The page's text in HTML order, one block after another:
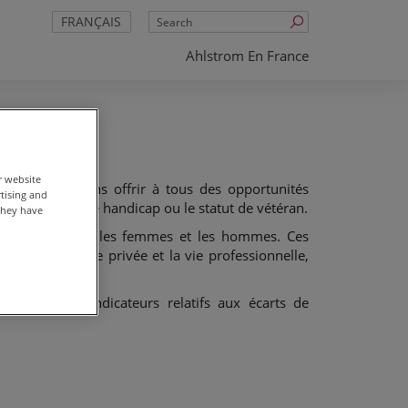
FRANÇAIS
Search
Ahlstrom En France
. Nous voulons offrir à tous des opportunités
nationale, le handicap ou le statut de vétéran.
entre les femmes et les hommes. Ces
entre la vie privée et la vie professionnelle,
les indicateurs relatifs aux écarts de
website
and
have